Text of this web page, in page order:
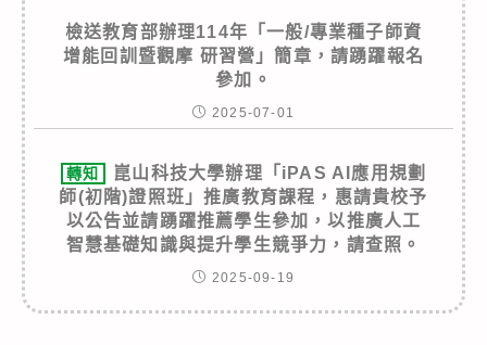
檢送教育部辦理114年「一般/專業種子師資
增能回訓暨觀摩 研習營」簡章，請踴躍報名
參加。
2025-07-01
轉知
崑山科技大學辦理「iPAS AI應用規劃
師(初階)證照班」推廣教育課程，惠請貴校予
以公告並請踴躍推薦學生參加，以推廣人工
智慧基礎知識與提升學生競爭力，請查照。
2025-09-19